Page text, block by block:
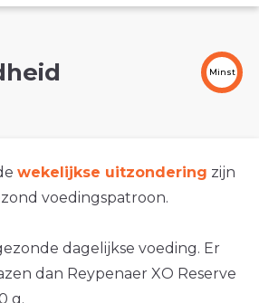
Minst
wekelijkse uitzondering zijn
voedingspatroon.
dagelijkse voeding. Er
dan Reypenaer XO Reserve
g.